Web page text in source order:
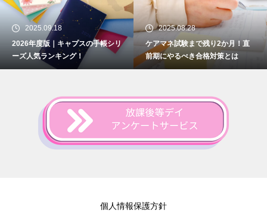
2025.09.18
2026年度版｜キャプスの手帳シリ
ーズ人気ランキング！
2025.08.28
ケアマネ試験まで残り2か月！直
前期にやるべき合格対策とは
個人情報保護方針